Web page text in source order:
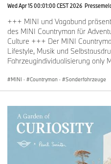
Wed Apr 15 00:01:00 CEST 2026
+++ MINI und Vagabund
des MINI Countryman für
Culture +++ Der MINI
Lifestyle, Musik und
Fahrzeugindividualisierung only
MINI · Countryman · Sonderfahrzeuge